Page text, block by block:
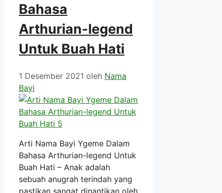
Bahasa
Arthurian-legend
Untuk Buah Hati
1 Desember 2021 oleh Nama
Bayi
Arti Nama Bayi Ygeme Dalam
Bahasa Arthurian-legend Untuk
Buah Hati – Anak adalah
sebuah anugrah terindah yang
pastikan sangat dinantikan oleh